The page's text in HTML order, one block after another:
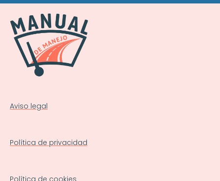
Aviso legal
Política de privacidad
Política de cookies